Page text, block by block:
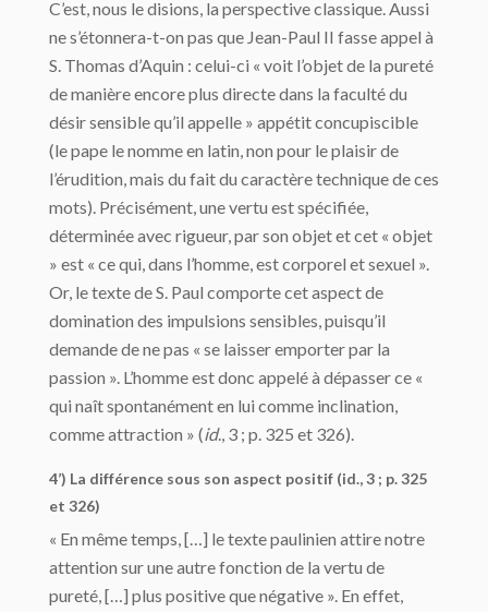
C’est, nous le disions, la perspective classique. Aussi
ne s’étonnera-t-on pas que Jean-Paul II fasse appel à
S. Thomas d’Aquin : celui-ci « voit l’objet de la pureté
de manière encore plus directe dans la faculté du
désir sensible qu’il appelle » appétit concupiscible
(le pape le nomme en latin, non pour le plaisir de
l’érudition, mais du fait du caractère technique de ces
mots). Précisément, une vertu est spécifiée,
déterminée avec rigueur, par son objet et cet « objet
» est « ce qui, dans l’homme, est corporel et sexuel ».
Or, le texte de S. Paul comporte cet aspect de
domination des impulsions sensibles, puisqu’il
demande de ne pas « se laisser emporter par la
passion ». L’homme est donc appelé à dépasser ce «
qui naît spontanément en lui comme inclination,
comme attraction » (id., 3 ; p. 325 et 326).
4’) La différence sous son aspect positif (id., 3 ; p. 325
et 326)
« En même temps, […] le texte paulinien attire notre
attention sur une autre fonction de la vertu de
pureté, […] plus positive que négative ». En effet,